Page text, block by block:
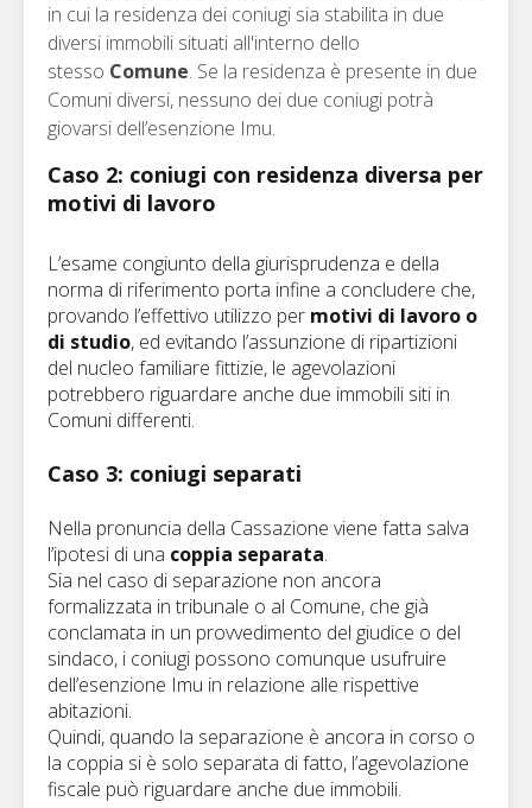
in cui la residenza dei coniugi sia stabilita in due
diversi immobili situati all'interno dello
stesso Comune. Se la residenza è presente in due
Comuni diversi, nessuno dei due coniugi potrà
giovarsi dell’esenzione Imu.
Caso 2: coniugi con residenza diversa per
motivi di lavoro
L’esame congiunto della giurisprudenza e della
norma di riferimento porta infine a concludere che,
provando l’effettivo utilizzo per motivi di lavoro o
di studio, ed evitando l’assunzione di ripartizioni
del nucleo familiare fittizie, le agevolazioni
potrebbero riguardare anche due immobili siti in
Comuni differenti.
Caso 3: coniugi separati
Nella pronuncia della Cassazione viene fatta salva
l’ipotesi di una coppia separata.
Sia nel caso di separazione non ancora
formalizzata in tribunale o al Comune, che già
conclamata in un provvedimento del giudice o del
sindaco, i coniugi possono comunque usufruire
dell’esenzione Imu in relazione alle rispettive
abitazioni.
Quindi, quando la separazione è ancora in corso o
la coppia si è solo separata di fatto, l’agevolazione
fiscale può riguardare anche due immobili.